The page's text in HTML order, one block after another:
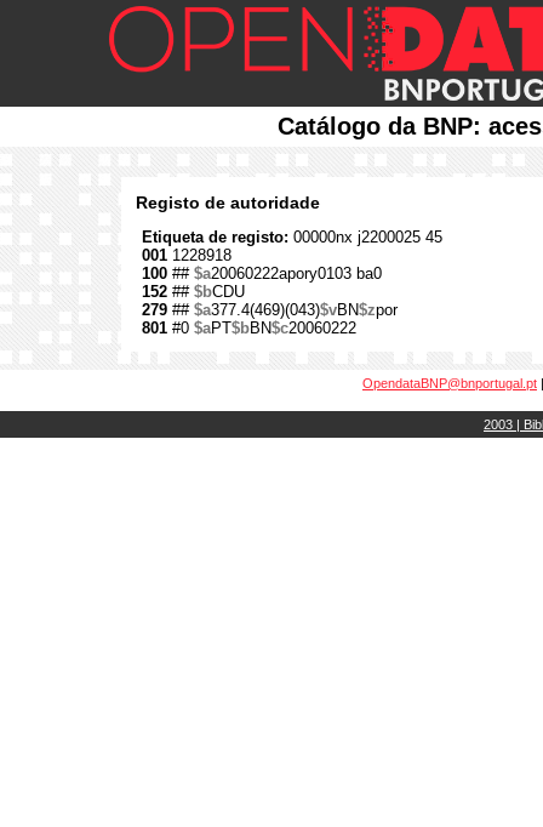
Catálogo da BNP:
Registo de autoridade
Etiqueta de registo: 00000nx j2200025 45
001 1228918
100 ## $a20060222apory0103 ba0
152 ## $bCDU
279 ## $a377.4(469)(043)$vBN$zpor
801 #0 $aPT$bBN$c20060222
OpendataBNP@bnportugal.pt
2003 |